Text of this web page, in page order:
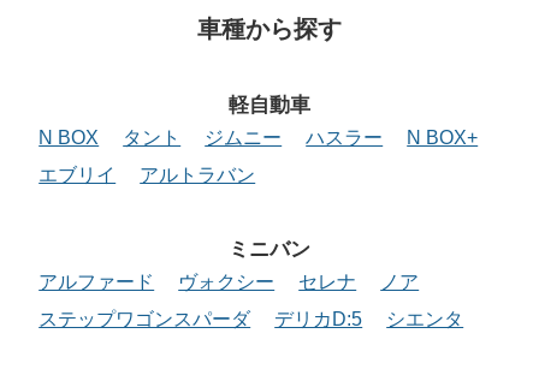
車種から探す
軽自動車
N BOX タント ジムニー ハスラー
N BOX+
エブリイ
アルトラバン
ミニバン
アルファード ヴォクシー セレナ
ノア
ステップワゴンスパーダ
デリカD:5 シエンタ